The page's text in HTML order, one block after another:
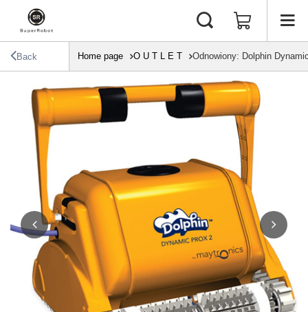
Back Home page O U T L E T Odnowiony: Dolphin